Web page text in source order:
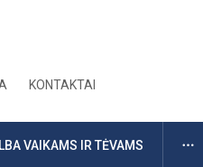
KONTAKTAI
VAIKAMS IR TĖVAMS